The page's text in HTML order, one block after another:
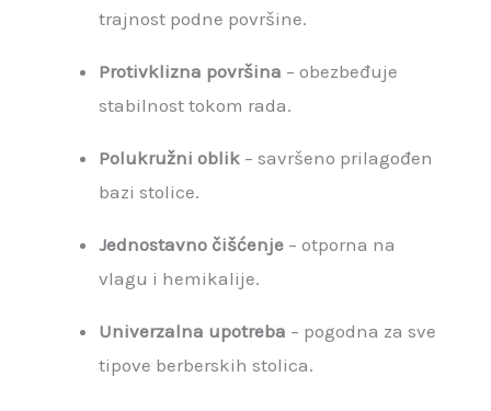
trajnost podne površine.
Protivklizna površina – obezbeđuje
stabilnost tokom rada.
Polukružni oblik – savršeno prilagođen
bazi stolice.
Jednostavno čišćenje – otporna na
vlagu i hemikalije.
Univerzalna upotreba – pogodna za sve
tipove berberskih stolica.